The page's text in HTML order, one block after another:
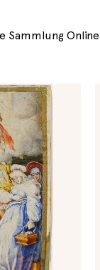
Sammlung Online